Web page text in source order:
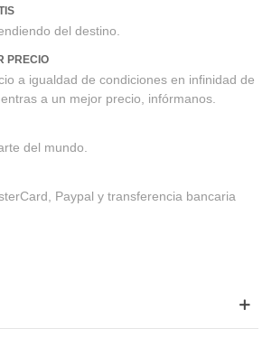
del destino.
PRECIO
a igualdad de condiciones en infinidad de
a un mejor precio, infórmanos.
del mundo.
Paypal y transferencia bancaria